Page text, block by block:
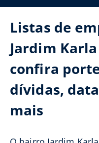
Listas de
Jardim
confira
dívidas,
mais